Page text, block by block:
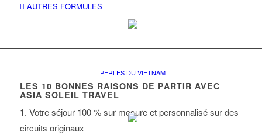
PERLES DU VIETNAM
AUTRES FORMULES
LES 10 BONNES RAISONS DE PARTIR AVEC
ASIA SOLEIL TRAVEL
1. Votre séjour 100 % sur mesure et personnalisé sur des
circuits originaux